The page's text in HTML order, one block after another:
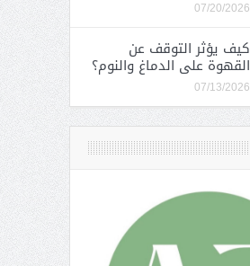
07/20/2026
كيف يؤثر التوقف عن
القهوة على الدماغ والنوم؟
07/13/2026